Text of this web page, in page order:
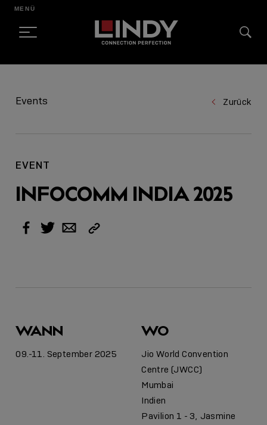
CONTENT
MENÜ
Events Zurück
EVENT
INFOCOMM INDIA 2025
Facebook
TwitterEmail Link
WANN
09.-11. September 2025
WO
Jio World Convention
Centre (JWCC)
Mumbai
Indien
Pavilion 1 - 3, Jasmine